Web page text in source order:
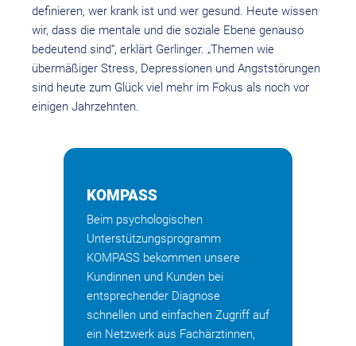
definieren, wer krank ist und wer gesund. Heute wissen
wir, dass die mentale und die soziale Ebene genauso
bedeutend sind“, erklärt Gerlinger. „Themen wie
übermäßiger Stress, Depressionen und Angststörungen
sind heute zum Glück viel mehr im Fokus als noch vor
einigen Jahrzehnten.
KOMPASS
Beim psychologischen
Unterstützungsprogramm
KOMPASS bekommen unsere
Kundinnen und Kunden bei
entsprechender Diagnose
schnellen und einfachen Zugriff auf
ein Netzwerk aus Fachärztinnen,